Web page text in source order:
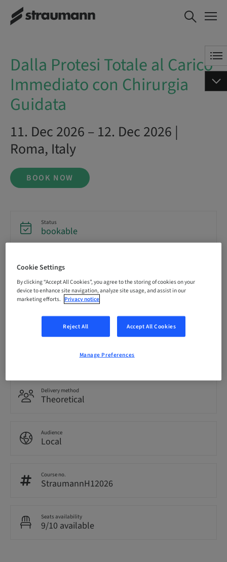
Dalla Protesi Totale al Carico
Immediato con Chirurgia
BOOK NOW
Dalla Protesi Totale al Carico
Immediato con Chirurgia
Guidata
11. Dec 2026 – 12. Dec 2026 |
Roma, Italy
BOOK NOW
Status
bookable
Registration deadline
12. Dec 2026 (UTC+1)
Language
Italian
0.00 Points
Delivery method
Theoretical
Audience
Local
Course no.
StraumannH12026
Seats availability
9/10 available
Cookie Settings
By clicking “Accept All Cookies”, you agree to the storing of cookies on your
device to enhance site navigation, analyze site usage, and assist in our
marketing efforts. Privacy notice
Reject All Accept All Cookies
Manage Preferences